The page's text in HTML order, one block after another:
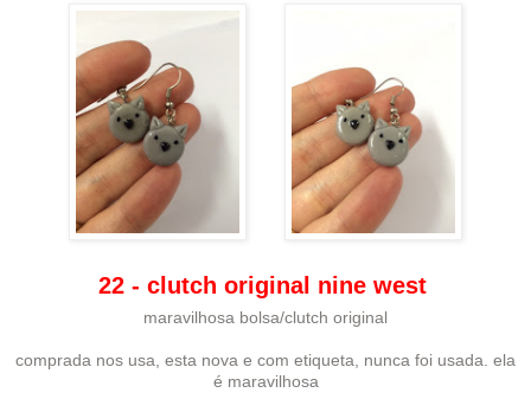
22 - clutch original nine west
maravilhosa bolsa/clutch original
comprada nos usa, esta nova e com etiqueta, nunca foi usada. ela
é maravilhosa